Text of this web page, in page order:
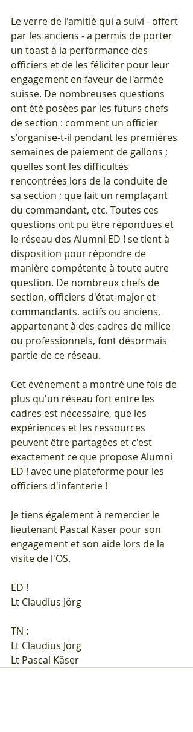
Le verre de l'amitié qui a suivi - offert
par les anciens - a permis de porter
un toast à la performance des
officiers et de les féliciter pour leur
engagement en faveur de l'armée
suisse. De nombreuses questions
ont été posées par les futurs chefs
de section : comment un officier
s'organise-t-il pendant les premières
semaines de paiement de gallons ;
quelles sont les difficultés
rencontrées lors de la conduite de
sa section ; que fait un remplaçant
du commandant, etc. Toutes ces
questions ont pu être répondues et
le réseau des Alumni ED ! se tient à
disposition pour répondre de
manière compétente à toute autre
question. De nombreux chefs de
section, officiers d'état-major et
commandants, actifs ou anciens,
appartenant à des cadres de milice
ou professionnels, font désormais
partie de ce réseau.
Cet événement a montré une fois de
plus qu'un réseau fort entre les
cadres est nécessaire, que les
expériences et les ressources
peuvent être partagées et c'est
exactement ce que propose Alumni
ED ! avec une plateforme pour les
officiers d'infanterie !
Je tiens également à remercier le
lieutenant Pascal Käser pour son
engagement et son aide lors de la
visite de l'OS.
ED !
Lt Claudius Jörg
TN :
Lt Claudius Jörg
Lt Pascal Käser